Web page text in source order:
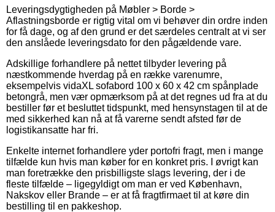
Leveringsdygtigheden på Møbler > Borde >
Aflastningsborde er rigtig vital om vi behøver din ordre inden
for få dage, og af den grund er det særdeles centralt at vi ser
den anslåede leveringsdato for den pågældende vare.
Adskillige forhandlere på nettet tilbyder levering på
næstkommende hverdag på en række varenumre,
eksempelvis vidaXL sofabord 100 x 60 x 42 cm spånplade
betongrå, men vær opmærksom på at det regnes ud fra at du
bestiller før et besluttet tidspunkt, med hensynstagen til at de
med sikkerhed kan nå at få varerne sendt afsted før de
logistikansatte har fri.
Enkelte internet forhandlere yder portofri fragt, men i mange
tilfælde kun hvis man køber for en konkret pris. I øvrigt kan
man foretrække den prisbilligste slags levering, der i de
fleste tilfælde – ligegyldigt om man er ved København,
Nakskov eller Brande – er at få fragtfirmaet til at køre din
bestilling til en pakkeshop.